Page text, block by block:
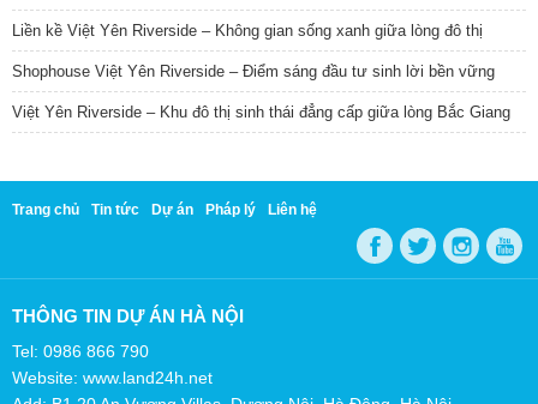
Liền kề Việt Yên Riverside – Không gian sống xanh giữa lòng đô thị
Shophouse Việt Yên Riverside – Điểm sáng đầu tư sinh lời bền vững
Việt Yên Riverside – Khu đô thị sinh thái đẳng cấp giữa lòng Bắc Giang
Trang chủ Tin tức Dự án Pháp lý Liên hệ
THÔNG TIN DỰ ÁN HÀ NỘI
Tel: 0986 866 790
Website: www.land24h.net